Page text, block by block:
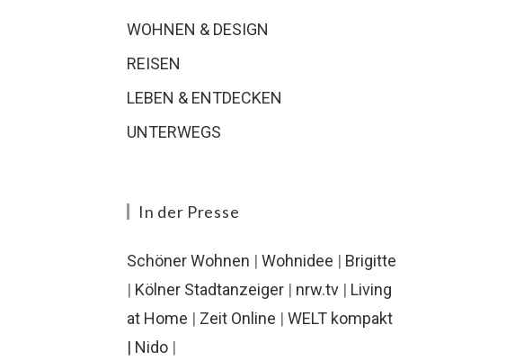
WOHNEN & DESIGN
REISEN
LEBEN & ENTDECKEN
UNTERWEGS
In der Presse
Schöner Wohnen | Wohnidee | Brigitte
| Kölner Stadtanzeiger | nrw.tv | Living
at Home | Zeit Online | WELT kompakt
| Nido |